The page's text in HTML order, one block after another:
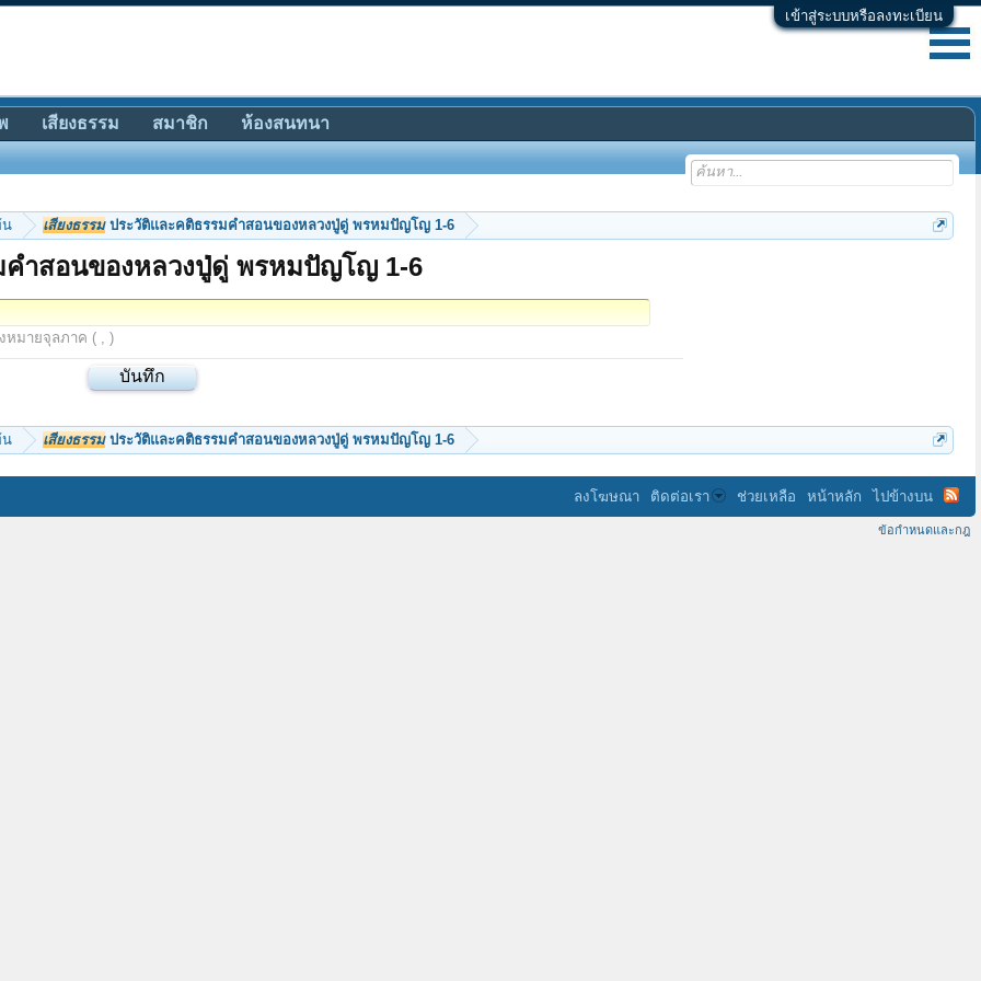
เข้าสู่ระบบหรือลงทะเบียน
น เสียงธรรมประวัติและคติธรรมคำสอนของหลวงปู่ดู่ พรหมปัญโญ 1-6
คำสอนของหลวงปู่ดู่ พรหมปัญโญ 1-6
หมายจุลภาค ( , )
น เสียงธรรมประวัติและคติธรรมคำสอนของหลวงปู่ดู่ พรหมปัญโญ 1-6
เสียงธรรม สมาชิก ห้องสนทนา
ลงโฆษณา ติดต่อเรา ช่วยเหลือ หน้าหลัก ไปข้างบน
ข้อกำหนดและกฎ